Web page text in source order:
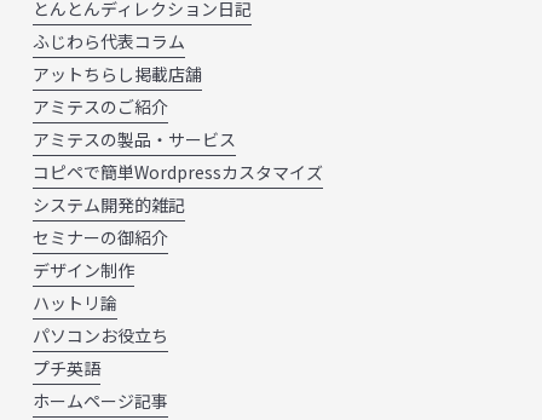
とんとんディレクション日記
ふじわら代表コラム
アットちらし掲載店舗
アミテスのご紹介
アミテスの製品・サービス
コピペで簡単Wordpressカスタマイズ
システム開発的雑記
セミナーの御紹介
デザイン制作
ハットリ論
パソコンお役立ち
プチ英語
ホームページ記事